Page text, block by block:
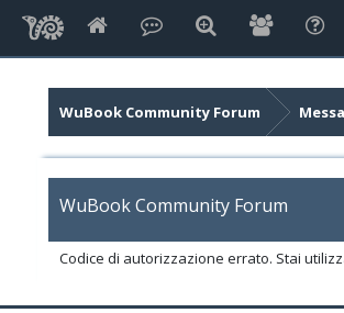
WuBook Community Forum
WuBook Community Forum
Codice di autorizzazione errato. Stai